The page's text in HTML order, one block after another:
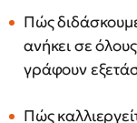
Πώς
ανήκει σε
γράφουν
Πώς